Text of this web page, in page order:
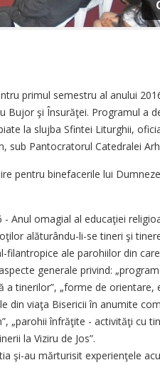
primul semestru al anului
şi Însurăţei. Programul a
la slujba Sfintei Liturghii,
sub Pantocratorul Catedralei
pentru binefacerile lui
Anul omagial al educaţiei
alăturându-li-se tineri şi
ale parohiilor din
generale privind:
a tinerilor”, „forme de orientare,
din viaţa Bisericii în anumite
„parohii înfrăţite - activităţi cu
la Viziru de Jos”.
şi-au mărturisit experienţele